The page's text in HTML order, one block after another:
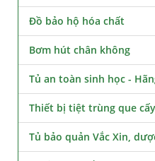
Đồ bảo hộ hóa chất
Bơm hút chân không
Tủ an toàn sinh học -
Thiết bị tiệt trùng que cấy
Tủ bảo quản Vắc Xin,